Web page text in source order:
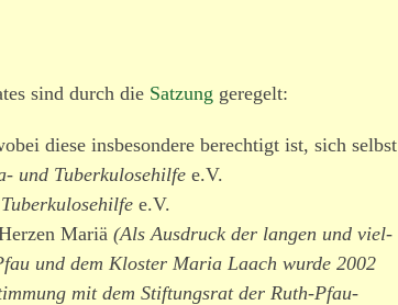
sind durch die Satzung geregelt:
diese insbe­sondere berechtigt ist, sich selbst
und Tuberkulosehilfe e.V.
e.V.
Mariä (Als Ausdruck der langen und viel­
und dem Kloster Maria Laach wurde 2002
mit dem Stiftungsrat der Ruth-Pfau-